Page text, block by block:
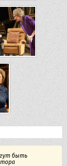
быть